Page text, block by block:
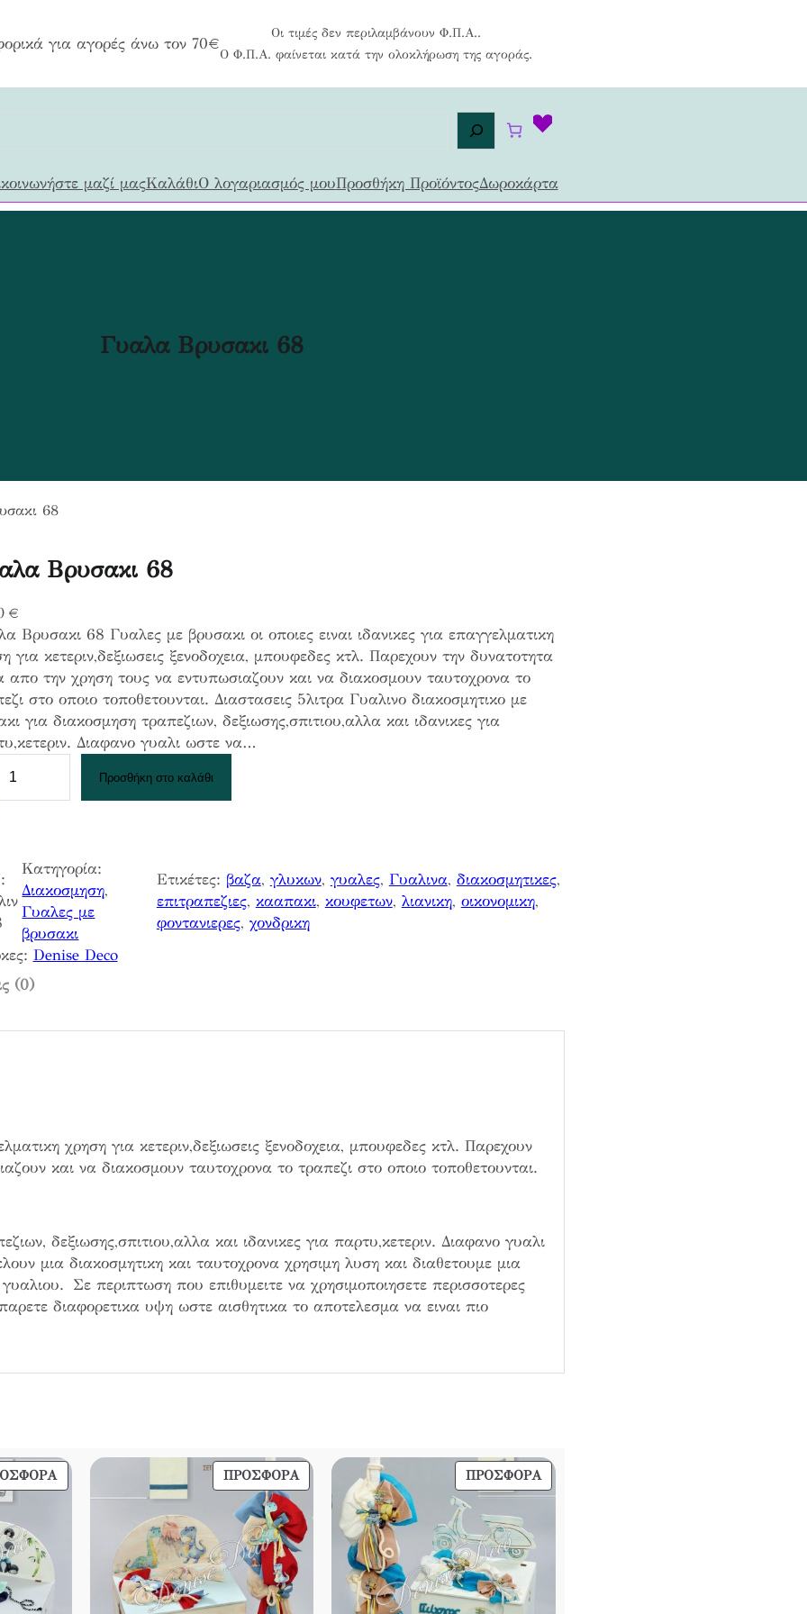
για αγορές άνω τον 70€
Οι τιμές δεν περιλαμβάνουν Φ.Π.Α..
Ο Φ.Π.Α. φαίνεται κατά την ολοκλήρωση της αγοράς.
μαζί μαςΚαλάθιΟ λογαριασμός μουΠροσθήκη ΠροϊόντοςΔωροκάρτα
Γυαλα Βρυσακι 68
68
Βρυσακι 68
€
Βρυσακι 68 Γυαλες με βρυσακι οι οποιες ειναι ιδανικες για επαγγελματικη
για κετεριν,δεξιωσεις ξενοδοχεια, μπουφεδες κτλ. Παρεχουν την δυνατοτητα
απο την χρηση τους να εντυπωσιαζουν και να διακοσμουν ταυτοχρονα το
στο οποιο τοποθετουνται. Διαστασεις 5λιτρα Γυαλινο διακοσμητικο με
για διακοσμηση τραπεζιων, δεξιωσης,σπιτιου,αλλα και ιδανικες για
Διαφανο γυαλι ωστε να…
Προσθήκη στο καλάθι
Κατηγορία:
Διακοσμηση
Γυαλες με
βρυσακι
Ετικέτες: βαζα, γλυκων, γυαλες, Γυαλινα, διακοσμητικες
επιτραπεζιες, κααπακι, κουφετων, λιανικη, οικονομικη
φοντανιερες, χονδρικη
Denise Deco
(0)
χρηση για κετεριν,δεξιωσεις ξενοδοχεια, μπουφεδες κτλ. Παρεχουν
και να διακοσμουν ταυτοχρονα το τραπεζι στο οποιο τοποθετουνται.
δεξιωσης,σπιτιου,αλλα και ιδανικες για παρτυ,κετεριν. Διαφανο γυαλι
μια διακοσμητικη και ταυτοχρονα χρησιμη λυση και διαθετουμε μια
Σε περιπτωση που επιθυμειτε να χρησιμοποιησετε περισσοτερες
διαφορετικα υψη ωστε αισθητικα το αποτελεσμα να ειναι πιο
ΠΡΟΪΌΝ
ΠΡΟΣΦΟΡΆΠΡΟΪΌΝ
ΠΡΟΣΦΟΡΆ
ΠΡΟΣΦΟΡΆΠΡΟΪΌΝ
ΣΕ